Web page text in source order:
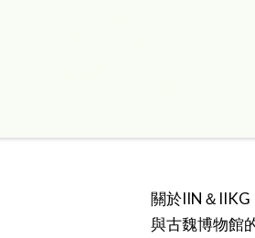
關於IIN＆IIKG
與古魏博物館